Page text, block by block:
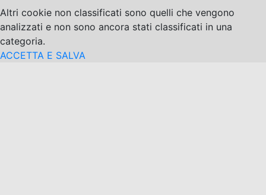
Altri cookie non classificati sono quelli che vengono
analizzati e non sono ancora stati classificati in una
categoria.
ACCETTA E SALVA